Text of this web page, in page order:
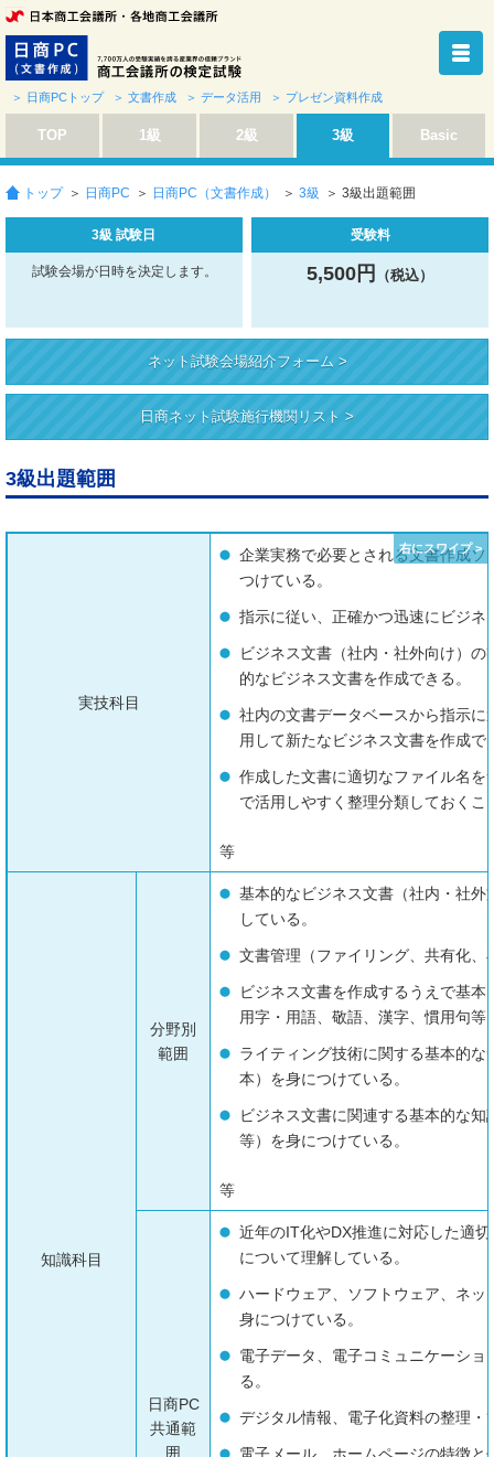
＞ 日商PCトップ ＞ 文書作成 ＞ データ活用 ＞ プレゼン資料作成
TOP 1級 2級 3級 Basic
トップ ＞ 日商PC ＞ 日商PC（文書作成） ＞ 3級 ＞ 3級出題範囲
3級 試験日
試験会場が日時を決定します。
受験料
5,500円 （税込）
ネット試験会場紹介フォーム >
日商ネット試験施行機関リスト >
3級出題範囲
実技科目
企業実務で必要とされる文書作成
つけている。
指示に従い、正確かつ迅速にビジネ
ビジネス文書（社内・社外向け）
的なビジネス文書を作成できる。
社内の文書データベースから指示
用して新たなビジネス文書を作成で
作成した文書に適切なファイル名
で活用しやすく整理分類しておくこ
等
知識科目
分野別
範囲
基本的なビジネス文書（社内・社
している。
文書管理（ファイリング、共有化
ビジネス文書を作成するうえで基
用字・用語、敬語、漢字、慣用句等
ライティング技術に関する基本的
本）を身につけている。
ビジネス文書に関連する基本的な
等）を身につけている。
等
日商PC
共通範
囲
近年のIT化やDX推進に対応した適
について理解している。
ハードウェア、ソフトウェア、ネ
身につけている。
電子データ、電子コミュニケーシ
る。
デジタル情報、電子化資料の整理・